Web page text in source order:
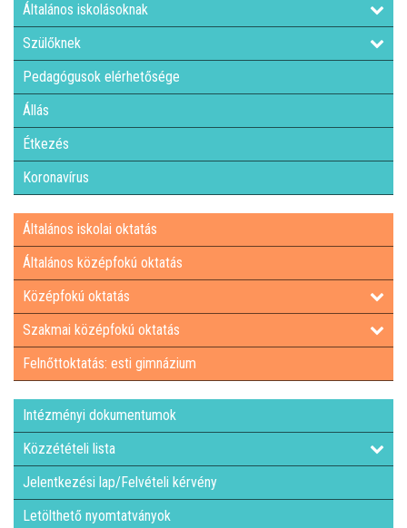
Általános iskolásoknak
Szülőknek
Pedagógusok elérhetősége
Állás
Étkezés
Koronavírus
Általános iskolai oktatás
Általános középfokú oktatás
Középfokú oktatás
Szakmai középfokú oktatás
Felnőttoktatás: esti gimnázium
Intézményi dokumentumok
Közzétételi lista
Jelentkezési lap/Felvételi kérvény
Letölthető nyomtatványok